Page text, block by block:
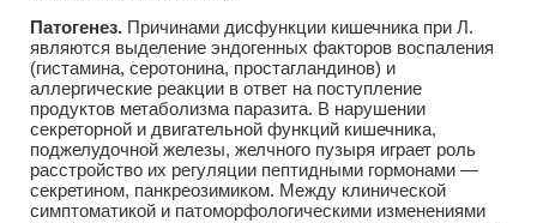
Патогенез. Причинами дисфункции кишечника при Л.
являются выделение эндогенных факторов воспаления
(гистамина, серотонина, простагландинов) и
аллергические реакции в ответ на поступление
продуктов метаболизма паразита. В нарушении
секреторной и двигательной функций кишечника,
поджелудочной железы, желчного пузыря играет роль
расстройство их регуляции пептидными гормонами —
секретином, панкреозимиком. Между клинической
симптоматикой и патоморфологическими изменениями